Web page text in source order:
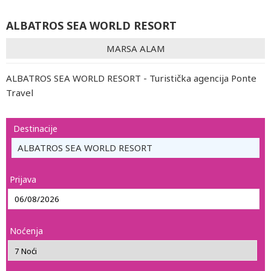
ALBATROS SEA WORLD RESORT
MARSA ALAM
ALBATROS SEA WORLD RESORT - Turistička agencija Ponte
Travel
Destinacije
ALBATROS SEA WORLD RESORT
Prijava
Noćenja